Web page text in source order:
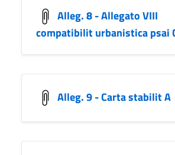
Alleg. 8 - Allegato VIII
compatibilit urbanistica psai
Alleg. 9 - Carta stabilit A